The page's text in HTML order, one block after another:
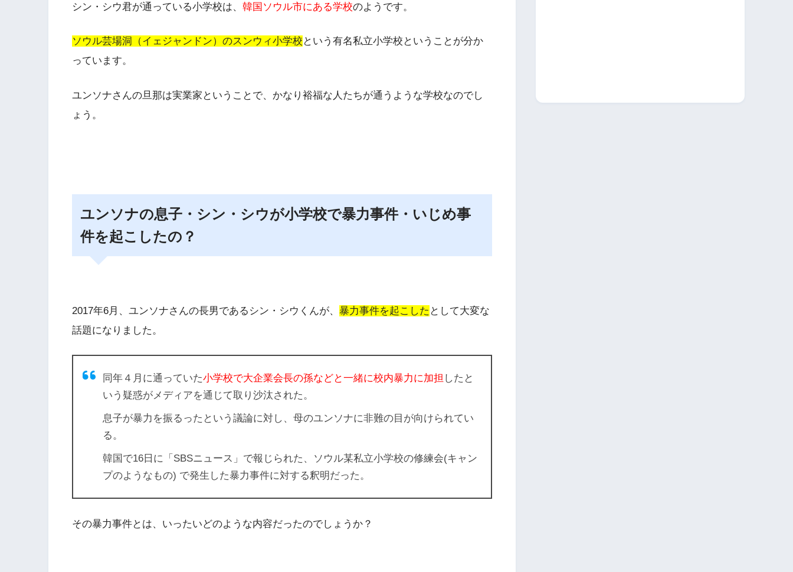
シン・シウ君が通っている小学校は、 韓国ソウル市にある学校のようです。
ソウル芸場洞（イェジャンドン）のスンウィ小学校 という有名私立小学校ということが分か
っています。
ユンソナさんの旦那は実業家 ということで、かなり裕福な人たちが通うような学校なのでし
ょう。
ユンソナの息子・シン・シウが小学校で暴力事件・いじめ事
件を起こしたの？
2017年6月、ユンソナさんの長男であるシン・シウくんが、 暴力事件を起こした として大変な
話題になりました。
同年４月に通っていた小学校で大企業会長の孫などと一緒に校内暴力に加担 したと
いう疑惑がメディアを通じて取り沙汰された。
息子が暴力を振るったという議論に対し、母のユンソナに非難の目が向けられてい
る。
韓国で16日に「SBSニュース」で報じられた、ソウル某私立小学校の修練会(キャン
プのようなもの) で発生した暴力事件に対する釈明だった。
その暴力事件とは、いったいどのような内容だったのでしょうか？